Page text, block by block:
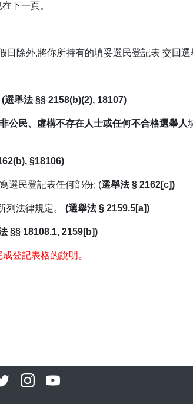
下一頁。
除外,將你所持有的填妥選民登記表 交回選
(選舉法 §§ 2158(b)(2), 18107)
非公民、虛構不存在人士或任何不合格選舉人
§18106)
選民登記表任何部份; (選舉法 § 2162[c])
列法律規定。 (選舉法 § 2159.5[a])
§§ 18108.1, 2159[b])
登記表格的說明。